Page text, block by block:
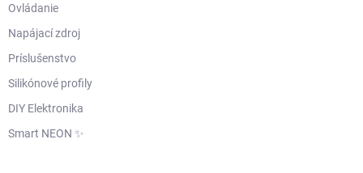
Ovládanie
Napájací zdroj
Príslušenstvo
Silikónové profily
DIY Elektronika
Smart NEON ✨